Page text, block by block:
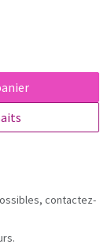
contactez-